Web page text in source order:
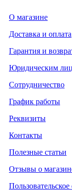
О магазине
Доставка и оплата
Гарантия и
Юридическим
Сотрудничество
График работы
Реквизиты
Контакты
Полезные статьи
Отзывы о